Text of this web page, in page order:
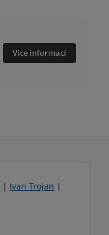
Více informací
| Ivan Trojan |